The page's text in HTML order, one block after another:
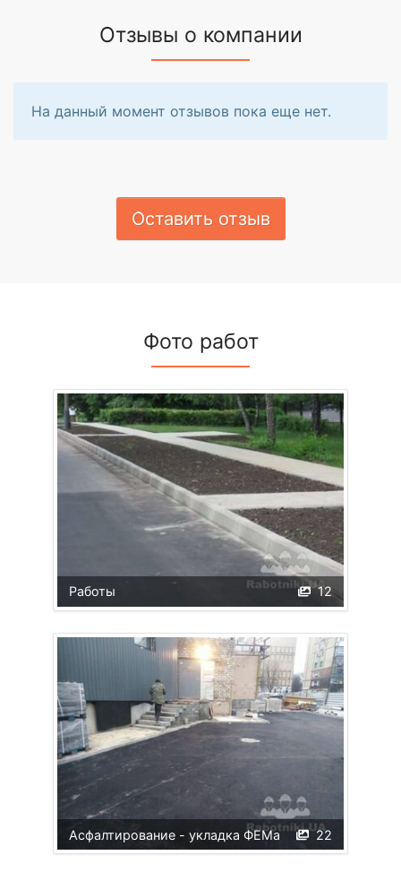
Отзывы о компании
На данный момент отзывов пока еще нет.
Оставить отзыв
Фото работ
12
Работы
22
Асфалтирование - укладка ФЕМа